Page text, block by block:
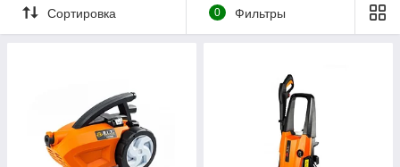
У нас вы можете
купить мойку высокого давления PIT в
Казахстанепо выгодной цене с гарантией качества.
технику отличным выбором для дома и бизнеса.
Сортировка 0 Фильтры